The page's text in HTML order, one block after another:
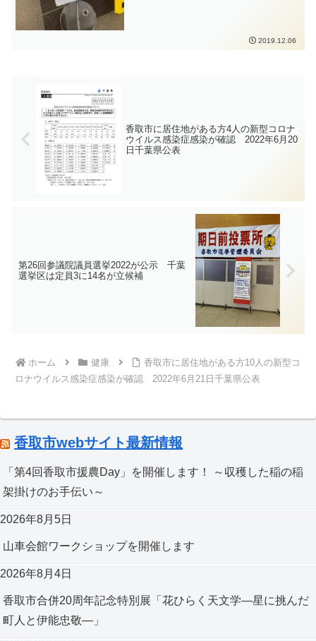
2019.12.06
香取市に居住地がある方4人の新型コロナ
ウイルス感染症感染が確認 2022年6月20
日千葉県公表
第26回参議院議員選挙2022が公示 千葉
選挙区は定員3に14名が立候補
ホーム 健康
香取市に居住地がある方10人の新型コ
ロナウイルス感染症感染が確認 2022年6月21日千葉県公表
香取市webサイト最新情報
「第4回香取市援農Day」を開催します！ ～収穫した稲の稲
架掛けのお手伝い～
2026年8月5日
山車会館ワークショップを開催します
2026年8月4日
香取市合併20周年記念特別展「花ひらく天文学―星に挑んだ
町人と伊能忠敬―」